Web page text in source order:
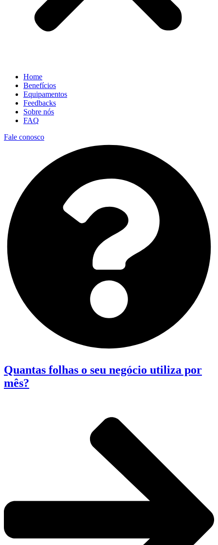
Home
Benefícios
Equipamentos
Feedbacks
Sobre nós
FAQ
Fale conosco
Quantas folhas o seu negócio utiliza por
mês?